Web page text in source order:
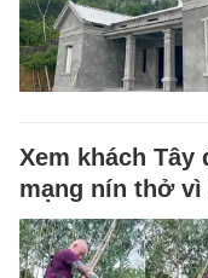
Xem khách Tây
mạng nín thở vì